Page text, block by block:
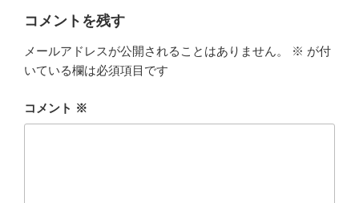
コメントを残す
メールアドレスが公開されることはありません。 ※ が付
いている欄は必須項目です
コメント ※